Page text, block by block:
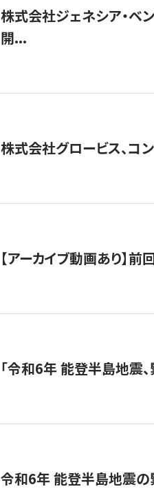
株式会社ジェネシア・ベ
開...
株式会社グロービス、コ
【アーカイブ動画あり】
「令和6年 能登半島地震
令和6年 能登半島地震の